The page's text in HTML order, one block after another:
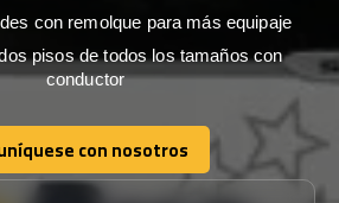
con remolque para más equipaje
pisos de todos los tamaños con
conductor
con nosotros
con nosotros